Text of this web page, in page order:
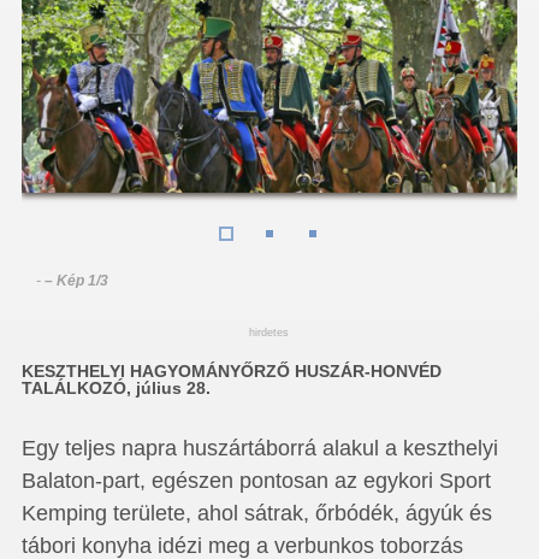
-– Kép 1/3
hirdetes
KESZTHELYI HAGYOMÁNYŐRZŐ HUSZÁR-HONVÉD
TALÁLKOZÓ, július 28.
Egy teljes napra huszártáborrá alakul a keszthelyi
Balaton-part, egészen pontosan az egykori Sport
Kemping területe, ahol sátrak, őrbódék, ágyúk és
tábori konyha idézi meg a verbunkos toborzás